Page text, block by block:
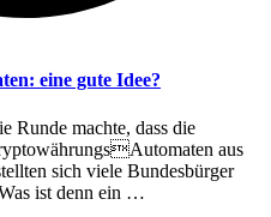
eine gute Idee?
Runde machte, dass die
aus
sich viele Bundesbürger
ist denn ein …